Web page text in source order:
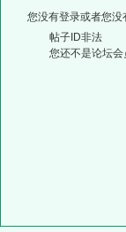
您没有登录或者您
帖子ID非法
您还不是论坛